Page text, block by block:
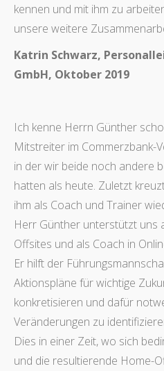
kennen und mit ihm zu
unsere weitere
Katrin Schwarz,
GmbH, Oktober 2019
Ich kenne Herrn Günther
Mitstreiter im Commerzbank-
in der wir beide noch andere
hatten als heute. Zuletzt
ihm als Coach und Trainer
Herr Günther unterstützt uns
Offsites und als Coach in
Er hilft der
Aktionspläne für wichtige
konkretisieren und dafür
Veränderungen zu
Dies in einer Zeit, wo sich
und die resultierende Home-